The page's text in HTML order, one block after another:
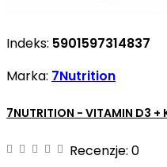
Indeks: 5901597314837
Marka: 7Nutrition
7NUTRITION - VITAMIN D3
Recenzje: 0